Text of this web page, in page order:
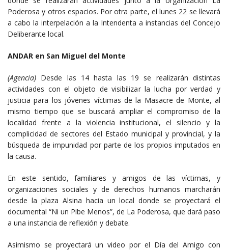
Poderosa y otros espacios. Por otra parte, el lunes 22 se llevará
a cabo la interpelación a la Intendenta a instancias del Concejo
Deliberante local.
ANDAR en San Miguel del Monte
(Agencia) Desde las 14 hasta las 19 se realizarán distintas
actividades con el objeto de visibilizar la lucha por verdad y
justicia para los jóvenes víctimas de la Masacre de Monte, al
mismo tiempo que se buscará ampliar el compromiso de la
localidad frente a la violencia institucional, el silencio y la
complicidad de sectores del Estado municipal y provincial, y la
búsqueda de impunidad por parte de los propios imputados en
la causa.
En este sentido, familiares y amigos de las víctimas, y
organizaciones sociales y de derechos humanos marcharán
desde la plaza Alsina hacia un local donde se proyectará el
documental “Ni un Pibe Menos”, de La Poderosa, que dará paso
a una instancia de reflexión y debate.
Asimismo se proyectará un video por el Día del Amigo con